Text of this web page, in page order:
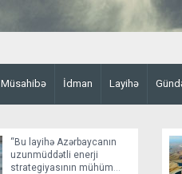
Müsahibə İdman Layihə
“Bu layihə Azərbaycanın
uzunmüddətli enerji
strategiyasının mühüm